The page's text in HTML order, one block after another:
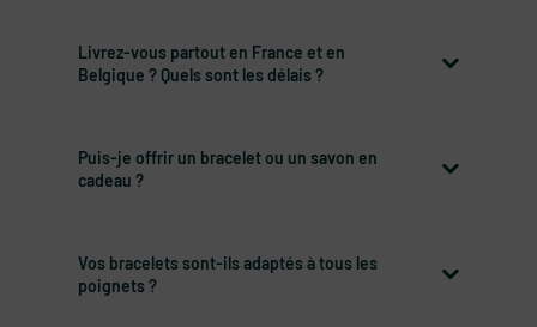
Livrez-vous partout en France et en
Belgique ? Quels sont les délais ?
Puis-je offrir un bracelet ou un savon en
cadeau ?
Vos bracelets sont-ils adaptés à tous les
poignets ?